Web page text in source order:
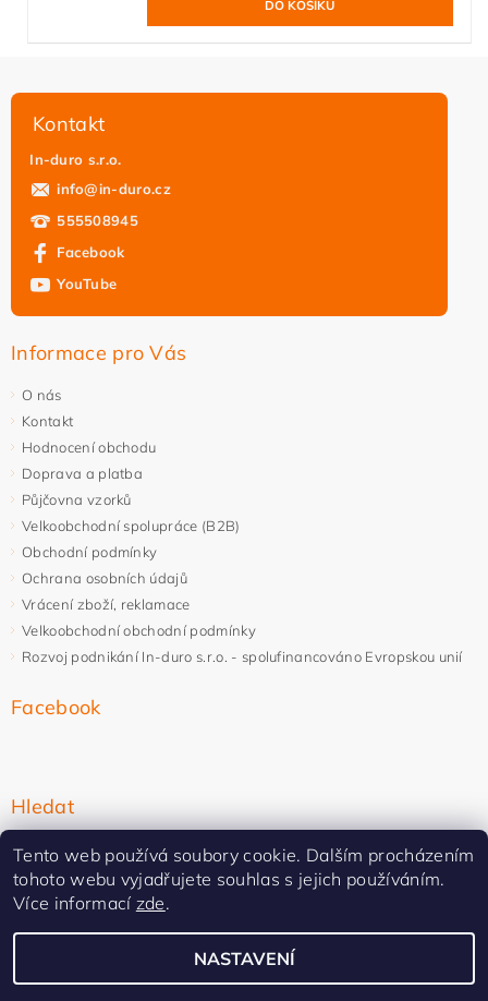
Kontakt
In-duro s.r.o.
info@in-duro.cz
555508945
Facebook
YouTube
Informace pro Vás
O nás
Kontakt
Hodnocení obchodu
Doprava a platba
Půjčovna vzorků
Velkoobchodní spolupráce (B2B)
Obchodní podmínky
Ochrana osobních údajů
Vrácení zboží, reklamace
Velkoobchodní obchodní podmínky
Rozvoj podnikání In-duro s.r.o. - spolufinancováno Evropskou unií
Facebook
Hledat
2026 ©In-duro, všechna práva vyhrazenaUpravit nastavení cookies
Tento web používá soubory cookie. Dalším procházením
tohoto webu vyjadřujete souhlas s jejich používáním.
Více informací zde.
NASTAVENÍ